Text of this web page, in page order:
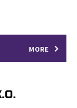
MORE